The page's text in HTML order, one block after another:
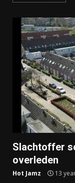
Slachtoffer
overleden
Hot Jamz 13